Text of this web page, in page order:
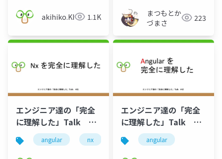
akihiko.KIgure1.1K
まつもとか
づまさ
223
エンジニア達の「完全
に理解した」Talk
#61
angular nx rust 完全に理解した
エンジニア達の「完全
に理解した」Talk
#52
angular